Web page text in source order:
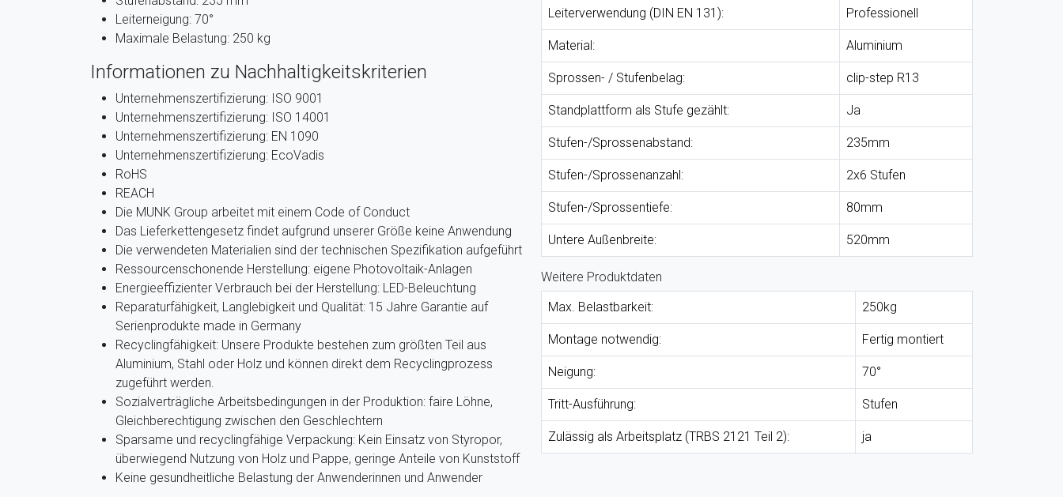
Leiterneigung: 70°
Maximale Belastung: 250 kg
Informationen zu Nachhaltigkeitskriterien
Unternehmenszertifizierung: ISO 9001
Unternehmenszertifizierung: ISO 14001
Unternehmenszertifizierung: EN 1090
Unternehmenszertifizierung: EcoVadis
RoHS
REACH
Die MUNK Group arbeitet mit einem Code of Conduct
Das Lieferkettengesetz findet aufgrund unserer Größe keine Anwendung
Die verwendeten Materialien sind der technischen Spezifikation aufgeführt
Ressourcenschonende Herstellung: eigene Photovoltaik-Anlagen
Energieeffizienter Verbrauch bei der Herstellung: LED-Beleuchtung
Reparaturfähigkeit, Langlebigkeit und Qualität: 15 Jahre Garantie auf
Serienprodukte made in Germany
Recyclingfähigkeit: Unsere Produkte bestehen zum größten Teil aus
Aluminium, Stahl oder Holz und können direkt dem Recyclingprozess
zugeführt werden.
Sozialverträgliche Arbeitsbedingungen in der Produktion: faire Löhne,
Gleichberechtigung zwischen den Geschlechtern
Sparsame und recyclingfähige Verpackung: Kein Einsatz von Styropor,
überwiegend Nutzung von Holz und Pappe, geringe Anteile von Kunststoff
Keine gesundheitliche Belastung der Anwenderinnen und Anwender
Leiterverwendung (DIN EN 131): Professionell
Material: Aluminium
Sprossen- / Stufenbelag: clip-step R13
Standplattform als Stufe gezählt: Ja
Stufen-/Sprossenabstand: 235mm
Stufen-/Sprossenanzahl: 2x6 Stufen
Stufen-/Sprossentiefe: 80mm
Untere Außenbreite: 520mm
Weitere Produktdaten
Max. Belastbarkeit:
250kg
Montage notwendig: Fertig montiert
Neigung: 70°
Tritt-Ausführung: Stufen
Zulässig als Arbeitsplatz (TRBS 2121 Teil 2): ja